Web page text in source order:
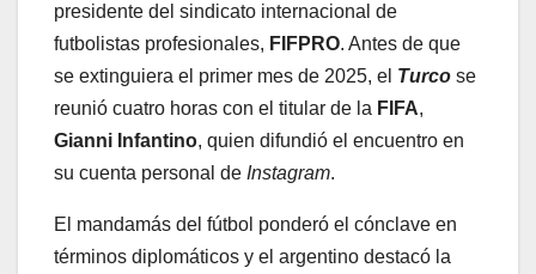
presidente del sindicato internacional de
futbolistas profesionales, FIFPRO. Antes de que
se extinguiera el primer mes de 2025, el Turco se
reunió cuatro horas con el titular de la FIFA,
Gianni Infantino, quien difundió el encuentro en
su cuenta personal de Instagram.
El mandamás del fútbol ponderó el cónclave en
términos diplomáticos y el argentino destacó la